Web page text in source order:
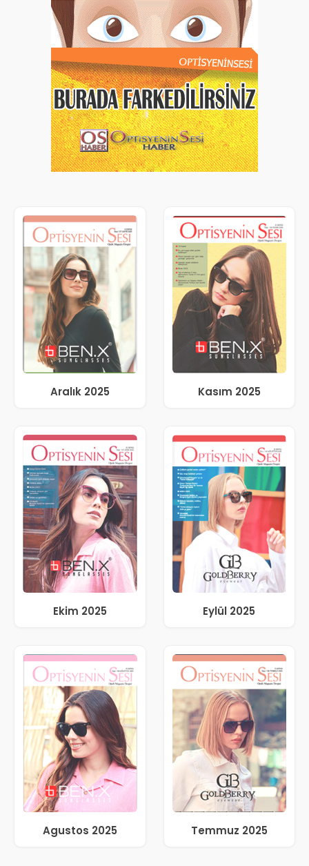
Aralık 2025 Kasım 2025
Ekim 2025 Eylül 2025
Agustos 2025 Temmuz 2025